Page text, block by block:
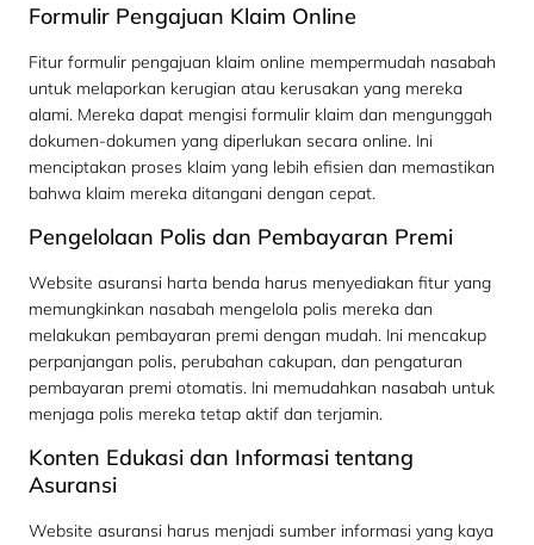
Formulir Pengajuan Klaim Online
Fitur formulir pengajuan klaim online mempermudah nasabah
untuk melaporkan kerugian atau kerusakan yang mereka
alami. Mereka dapat mengisi formulir klaim dan mengunggah
dokumen-dokumen yang diperlukan secara online. Ini
menciptakan proses klaim yang lebih efisien dan memastikan
bahwa klaim mereka ditangani dengan cepat.
Pengelolaan Polis dan Pembayaran Premi
Website asuransi harta benda harus menyediakan fitur yang
memungkinkan nasabah mengelola polis mereka dan
melakukan pembayaran premi dengan mudah. Ini mencakup
perpanjangan polis, perubahan cakupan, dan pengaturan
pembayaran premi otomatis. Ini memudahkan nasabah untuk
menjaga polis mereka tetap aktif dan terjamin.
Konten Edukasi dan Informasi tentang
Asuransi
Website asuransi harus menjadi sumber informasi yang kaya